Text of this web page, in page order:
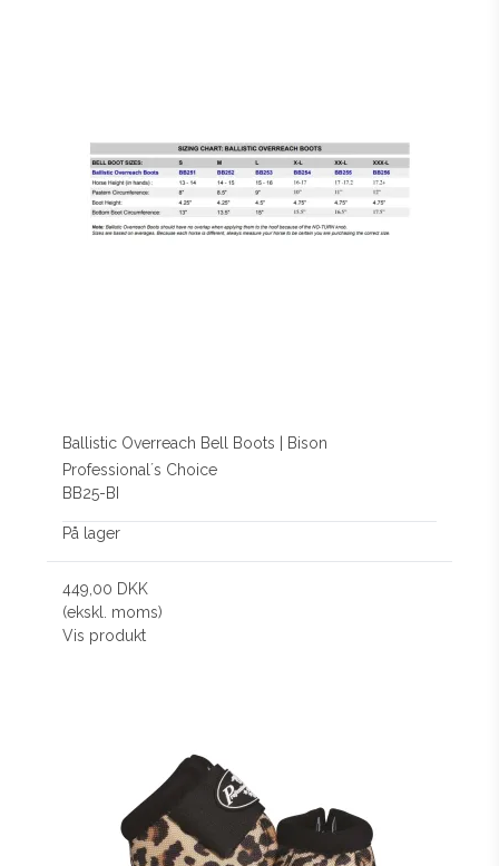
Ballistic Overreach Bell Boots | Bison
Professional´s Choice
BB25-BI
På lager
449,00 DKK
(ekskl. moms)
Vis produkt